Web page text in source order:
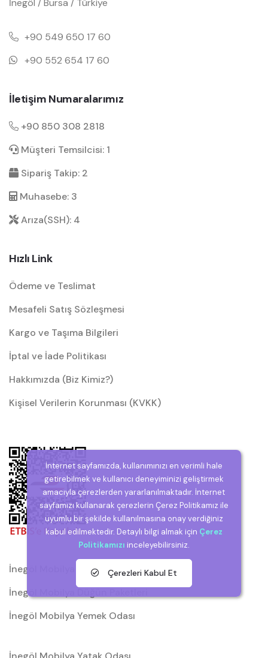
İnegöl / Bursa / Türkiye
+90 549 650 17 60
+90 552 654 17 60
İletişim Numaralarımız
+90 850 308 2818
Müşteri Temsilcisi: 1
Sipariş Takip: 2
Muhasebe: 3
Arıza(SSH): 4
Hızlı Link
Ödeme ve Teslimat
Mesafeli Satış Sözleşmesi
Kargo ve Taşıma Bilgileri
İptal ve İade Politikası
Hakkımızda (Biz Kimiz?)
Kişisel Verilerin Korunması (KVKK)
İnegöl Mobilya
İnegöl Mobilya Düğün Paketleri
İnegöl Mobilya Yemek Odası
İnternet sayfamızda, kullanımınızı en verimli hale
getirebilmek ve kullanıcı deneyiminizi geliştirmek
amacıyla çerezlerden yararlanılmaktadır. İnternet
sayfamızı kullanarak çerezlerin Çerez Politikamız ile
uyumlu bir şekilde kullanılmasına onay verdiğiniz
kabul edilmektedir. Detaylı bilgi almak için Çerez
Politikamızı inceleyebilirsiniz.
Çerezleri Kabul Et